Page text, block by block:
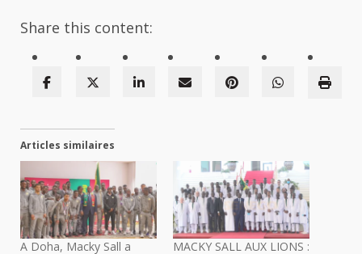
Share this content:
Articles similaires
A Doha, Macky Sall a MACKY SALL AUX LIONS :